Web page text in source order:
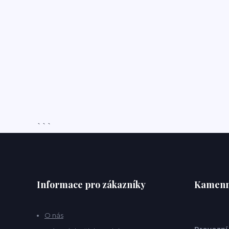
```
Informace pro zákazníky
O nás